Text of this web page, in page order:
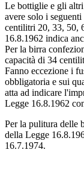
Le bottiglie e gli
avere solo i
centilitri 20, 33, 50,
16.8.1962 indica
Per la birra
capacità di 34
Fanno eccezione i
obbligatoria e sui
atta ad indicare
Legge 16.8.1962
Per la pulitura delle
della Legge
16.7.1974.